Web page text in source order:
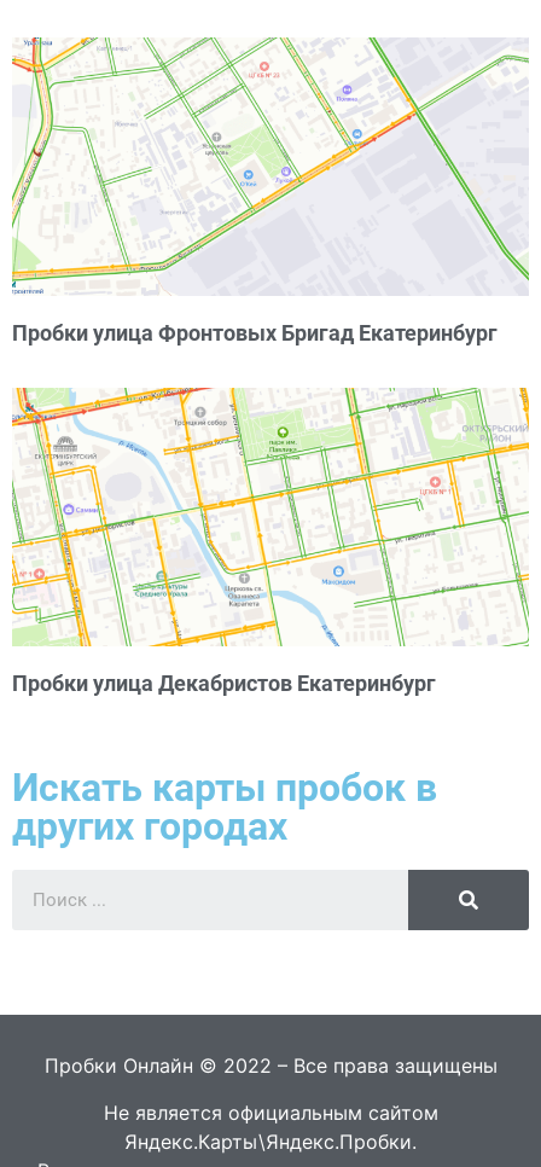
Пробки улица Фронтовых Бригад Екатеринбург
Пробки улица Декабристов Екатеринбург
Искать карты пробок в
других городах
Пробки Онлайн © 2022 – Все права защищены
Не является официальным сайтом
Яндекс.Карты\Яндекс.Пробки.